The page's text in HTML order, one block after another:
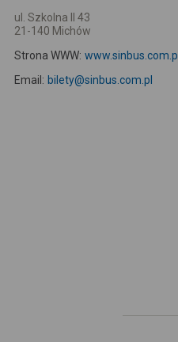
ul. Szkolna II 43
21-140 Michów
Strona WWW: www.sinbus.com.pl
Email: bilety@sinbus.com.pl